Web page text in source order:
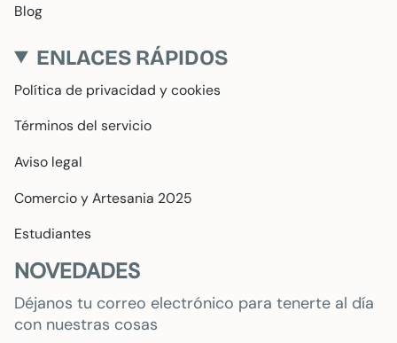
Blog
ENLACES RÁPIDOS
Política de privacidad y cookies
Términos del servicio
Aviso legal
Comercio y Artesania 2025
Estudiantes
NOVEDADES
Déjanos tu correo electrónico para tenerte al día
con nuestras cosas